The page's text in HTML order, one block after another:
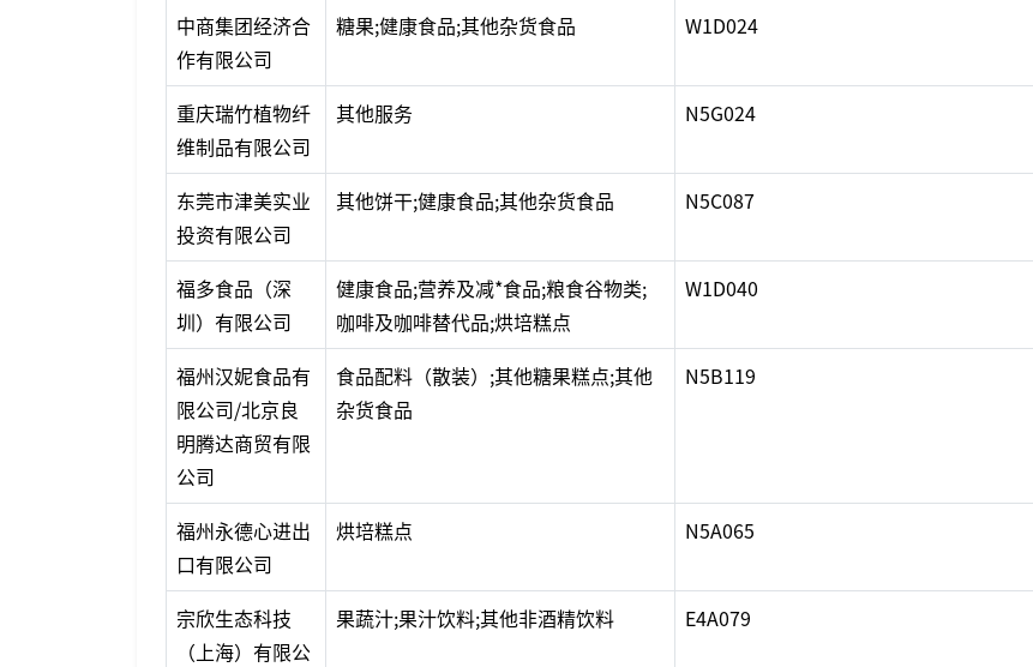
中商集团经济合
作有限公司
糖果;健康食品;其他杂货食品 W1D024
重庆瑞竹植物纤
维制品有限公司
其他服务 N5G024
东莞市津美实业
投资有限公司
其他饼干;健康食品;其他杂货食品 N5C087
福多食品（深
圳）有限公司
健康食品;营养及减*食品;粮食谷物类;
咖啡及咖啡替代品;烘培糕点
W1D040
福州汉妮食品有
限公司/北京良
明腾达商贸有限
公司
食品配料（散装）;其他糖果糕点;其他
杂货食品
N5B119
福州永德心进出
口有限公司
烘培糕点 N5A065
宗欣生态科技
（上海）有限公
果蔬汁;果汁饮料;其他非酒精饮料 E4A079